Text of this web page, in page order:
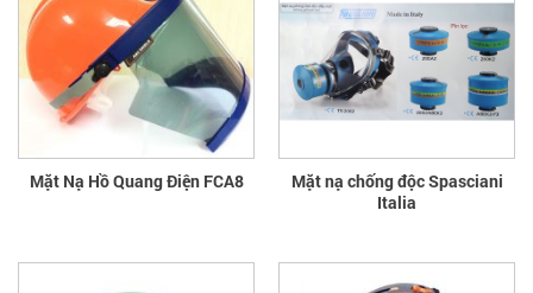
Mặt Nạ Hồ Quang Điện FCA8
Mặt nạ chống độc Spasciani
Italia